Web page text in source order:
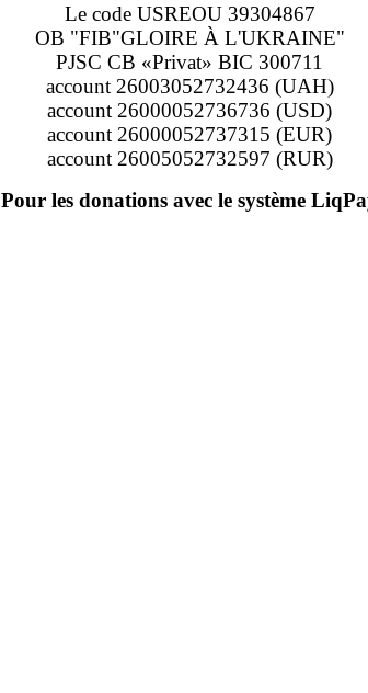
Le code USREOU 39304867
OB "FIB"GLOIRE À L'UKRAINE"
PJSC CB «Privat» BIC 300711
account 26003052732436 (UAH)
account 26000052736736 (USD)
account 26000052737315 (EUR)
account 26005052732597 (RUR)
Pour les donations avec le système